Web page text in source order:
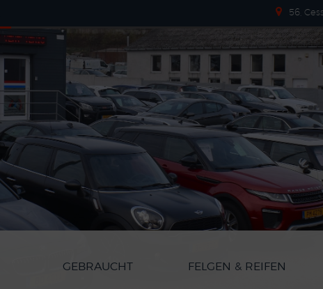
56,
GEBRAUCHT FELGEN & REIFEN